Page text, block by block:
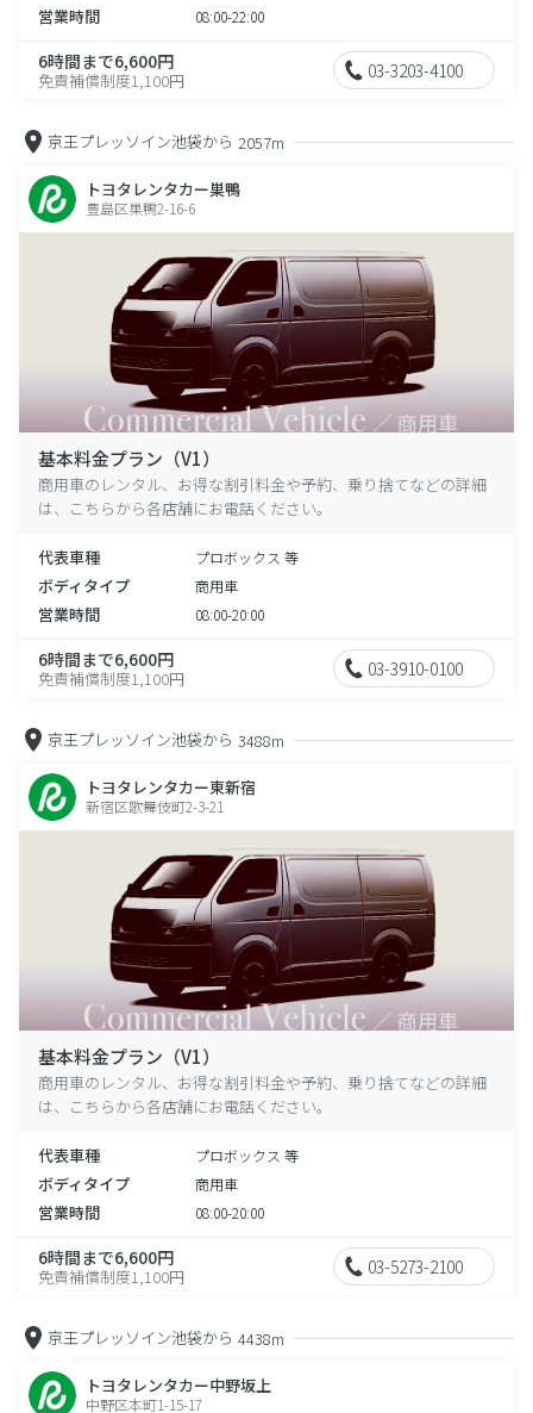
営業時間 08:00-22:00
6時間まで6,600円
免責補償制度1,100円 03-3203-4100
京王プレッソイン池袋から 2057m
トヨタレンタカー巣鴨
豊島区巣鴨2-16-6
基本料金プラン（V1）
商用車のレンタル、お得な割引料金や予約、乗り捨てなどの詳細
は、こちらから各店舗にお電話ください。
代表車種 プロボックス 等
ボディタイプ 商用車
営業時間 08:00-20:00
6時間まで6,600円
免責補償制度1,100円 03-3910-0100
京王プレッソイン池袋から 3488m
トヨタレンタカー東新宿
新宿区歌舞伎町2-3-21
基本料金プラン（V1）
商用車のレンタル、お得な割引料金や予約、乗り捨てなどの詳細
は、こちらから各店舗にお電話ください。
代表車種 プロボックス 等
ボディタイプ 商用車
営業時間 08:00-20:00
6時間まで6,600円
免責補償制度1,100円 03-5273-2100
京王プレッソイン池袋から 4438m
トヨタレンタカー中野坂上
中野区本町1-15-17